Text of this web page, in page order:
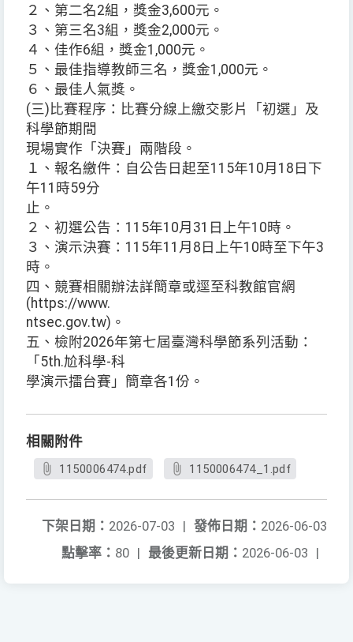
２、第二名2組，獎金3,600元。
３、第三名3組，獎金2,000元。
４、佳作6組，獎金1,000元。
５、最佳指導教師三名，獎金1,000元。
６、最佳人氣獎。
(三)比賽程序：比賽分線上繳交影片「初選」及
科學節期間
現場實作「決賽」兩階段。
１、報名繳件：自公告日起至115年10月18日下
午11時59分
止。
２、初選公告：115年10月31日上午10時。
３、演示決賽：115年11月8日上午10時至下午3
時。
四、競賽相關辦法詳簡章或逕至科教館官網
(https://www.
ntsec.gov.tw)。
五、檢附2026年第七屆臺灣科學節系列活動：
「5th.尬科學-科
學演示擂台賽」簡章各1份。
相關附件
1150006474.pdf 1150006474_1.pdf
發佈日期： 2026-06-03
下架日期： 2026-07-03 |
最後更新日期： 2026-06-03 |
點擊率： 80 |